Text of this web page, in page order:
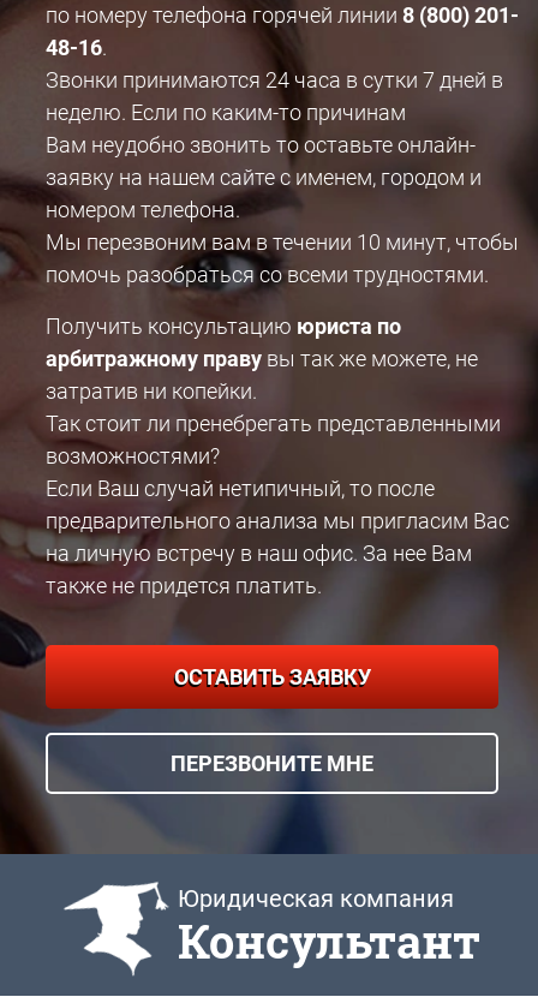
по номеру телефона горячей линии 8 (800) 201-
48-16.
Звонки принимаются 24 часа в сутки 7 дней в
неделю. Если по каким-то причинам
Вам неудобно звонить то оставьте онлайн-
заявку на нашем сайте с именем, городом и
номером телефона.
Мы перезвоним вам в течении 10 минут, чтобы
помочь разобраться со всеми трудностями.
Получить консультацию юриста по
арбитражному праву вы так же можете, не
затратив ни копейки.
Так стоит ли пренебрегать представленными
возможностями?
Если Ваш случай нетипичный, то после
предварительного анализа мы пригласим Вас
на личную встречу в наш офис. За нее Вам
также не придется платить.
ОСТАВИТЬ ЗАЯВКУ
ПЕРЕЗВОНИТЕ МНЕ
Юридическая компания
Консультант